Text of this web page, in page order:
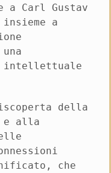
a Carl Gustav
a
intellettuale
della
e alla
che